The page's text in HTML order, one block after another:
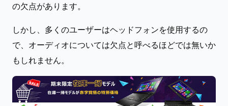
の欠点があります。
しかし、多くのユーザーはヘッドフォンを使用するの
で、オーディオについては欠点と呼べるほどでは無いか
もしれません。